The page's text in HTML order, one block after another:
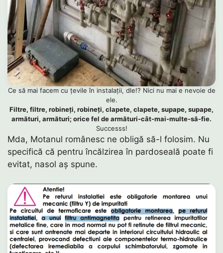
Ce să mai facem cu țevile în instalații, dle!? Nici nu mai e nevoie de
ele.
Filtre, filtre, robineți, robineți, clapete, clapete, supape, supape,
armături, armături; orice fel de armături-cât-mai-multe-să-fie.
Successs!
Mda, Motanul românesc ne obligă să-l folosim. Nu
specifică că pentru încălzirea în pardoseală poate fi
evitat, nasol aș spune.